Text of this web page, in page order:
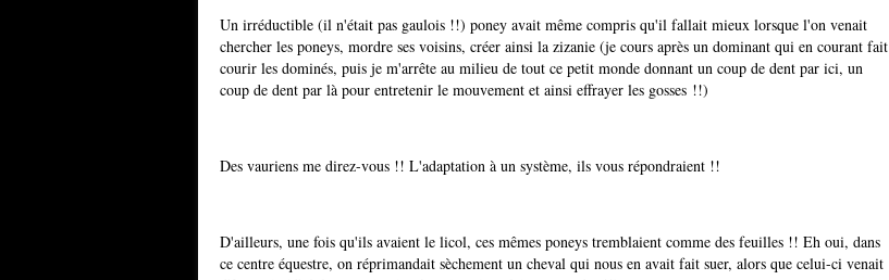
Un irréductible (il n'était pas gaulois !!) poney avait même compris qu'il fallait mieux lorsque l'on venait
chercher les poneys, mordre ses voisins, créer ainsi la zizanie (je cours après un dominant qui en courant fait
courir les dominés, puis je m'arrête au milieu de tout ce petit monde donnant un coup de dent par ici, un
coup de dent par là pour entretenir le mouvement et ainsi effrayer les gosses !!)
Des vauriens me direz-vous !! L'adaptation à un système, ils vous répondraient !!
D'ailleurs, une fois qu'ils avaient le licol, ces mêmes poneys tremblaient comme des feuilles !! Eh oui, dans
ce centre équestre, on réprimandait sèchement un cheval qui nous en avait fait suer, alors que celui-ci venait